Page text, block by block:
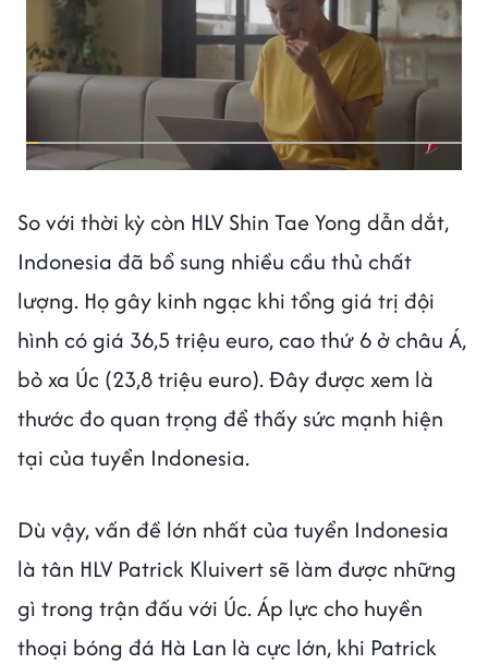
So với thời kỳ còn HLV Shin Tae Yong dẫn dắt,
Indonesia đã bổ sung nhiều cầu thủ chất
lượng. Họ gây kinh ngạc khi tổng giá trị đội
hình có giá 36,5 triệu euro, cao thứ 6 ở châu Á,
bỏ xa Úc (23,8 triệu euro). Đây được xem là
thước đo quan trọng để thấy sức mạnh hiện
tại của tuyển Indonesia.
Dù vậy, vấn đề lớn nhất của tuyển Indonesia
là tân HLV Patrick Kluivert sẽ làm được những
gì trong trận đấu với Úc. Áp lực cho huyền
thoại bóng đá Hà Lan là cực lớn, khi Patrick